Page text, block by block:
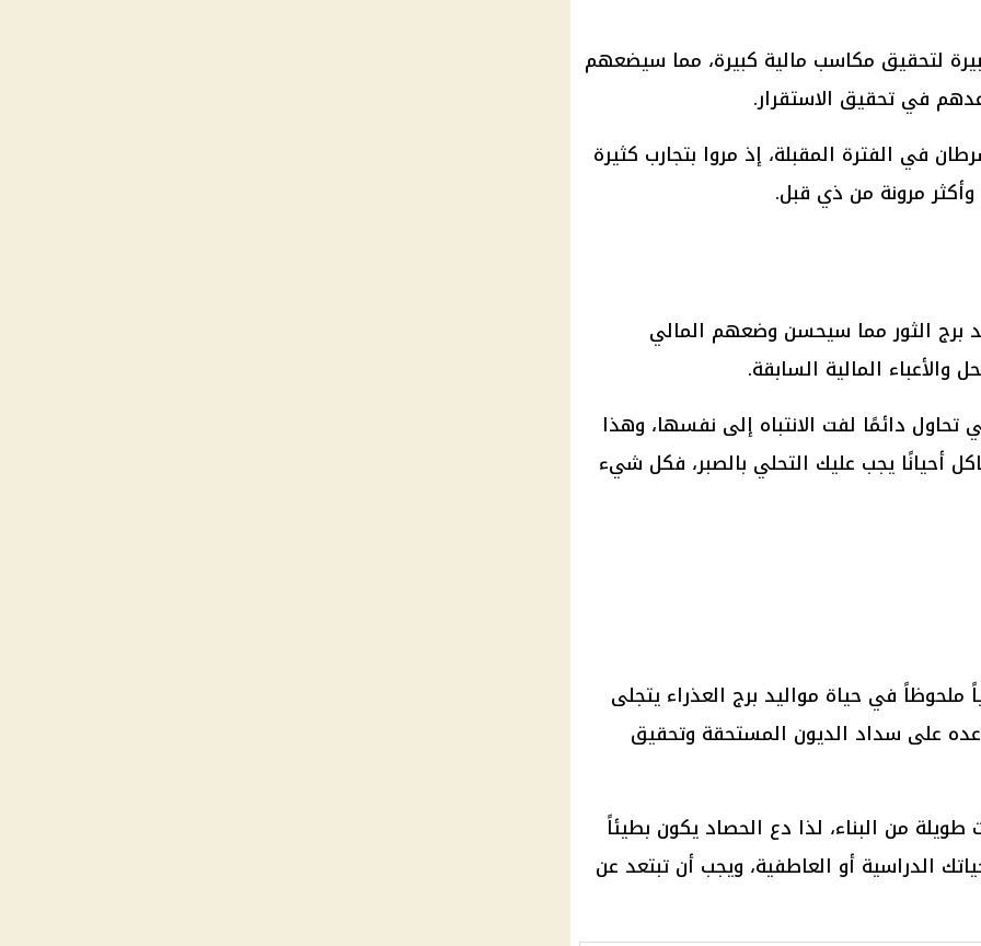
لتحقيق مكاسب مالية كبيرة، مما سيضعهم
في تحقيق الاستقرار.
في الفترة المقبلة، إذ مروا بتجارب كثيرة
مرونة من ذي قبل.
برج الثور مما سيحسن وضعهم المالي
والأعباء المالية السابقة.
تحاول دائمًا لفت الانتباه إلى نفسها، وهذا
أحيانًا يجب عليك التحلي بالصبر، فكل شيء
ملحوظاً في حياة مواليد برج العذراء يتجلى
على سداد الديون المستحقة وتحقيق
من البناء، لذا دع الحصاد يكون بطيئاً
الدراسية أو العاطفية، ويجب أن تبتعد عن